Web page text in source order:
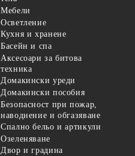
Мебели
Осветление
Кухня и хранене
Басейн и спа
Аксесоари за битова
техника
Домакински уреди
Домакински пособия
Безопасност при пожар,
наводнение и обгазяване
Спално бельо и артикули
Озеленяване
Двор и градина